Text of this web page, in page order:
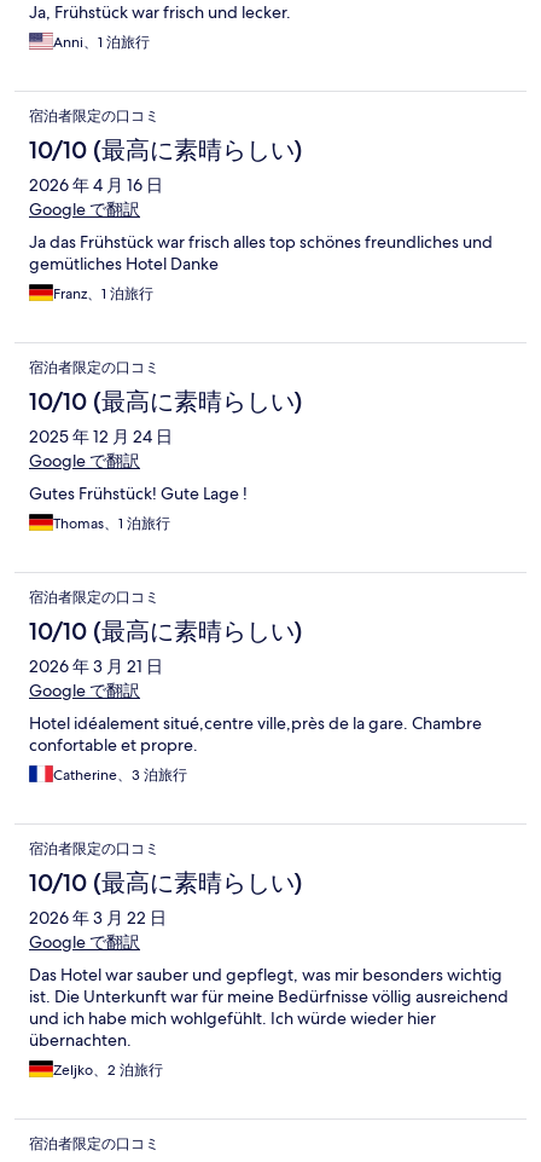
Ja, Frühstück war frisch und lecker.
Anni、1 泊旅行
宿泊者限定の口コミ
10/10 (最高に素晴らしい)
2026 年 4 月 16 日
Google で翻訳
Ja das Frühstück war frisch alles top schönes freundliches und
gemütliches Hotel Danke
Franz、1 泊旅行
宿泊者限定の口コミ
10/10 (最高に素晴らしい)
2025 年 12 月 24 日
Google で翻訳
Gutes Frühstück! Gute Lage !
Thomas、1 泊旅行
宿泊者限定の口コミ
10/10 (最高に素晴らしい)
2026 年 3 月 21 日
Google で翻訳
Hotel idéalement situé,centre ville,près de la gare. Chambre
confortable et propre.
Catherine、3 泊旅行
宿泊者限定の口コミ
10/10 (最高に素晴らしい)
2026 年 3 月 22 日
Google で翻訳
Das Hotel war sauber und gepflegt, was mir besonders wichtig
ist. Die Unterkunft war für meine Bedürfnisse völlig ausreichend
und ich habe mich wohlgefühlt. Ich würde wieder hier
übernachten.
Zeljko、2 泊旅行
宿泊者限定の口コミ